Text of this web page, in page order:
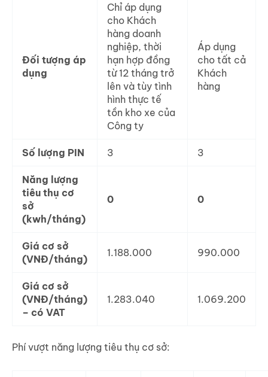
Đối tượng áp
dụng
Chỉ áp dụng
cho Khách
hàng doanh
nghiệp, thời
hạn hợp đồng
từ 12 tháng trở
lên và tùy tình
hình thực tế
tồn kho xe của
Công ty
Áp dụng
cho tất cả
Khách
hàng
Số lượng PIN 3 3
Năng lượng
tiêu thụ cơ
sở
(kwh/tháng)
0 0
Giá cơ sở
(VNĐ/tháng)
1.188.000 990.000
Giá cơ sở
(VNĐ/tháng)
– có VAT
1.283.040 1.069.200
Phí vượt năng lượng tiêu thụ cơ sở: